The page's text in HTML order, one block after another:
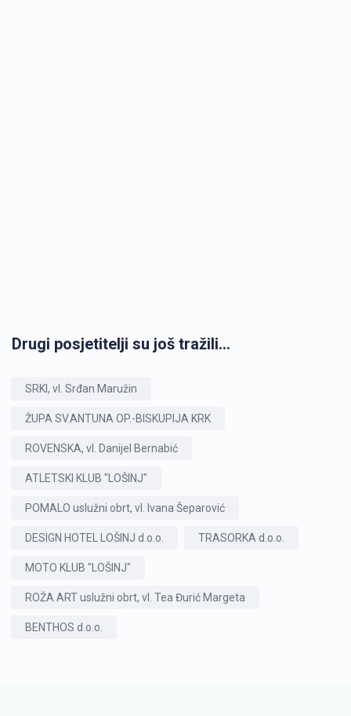
Drugi posjetitelji su još tražili...
SRKI, vl. Srđan Maružin
ŽUPA SV.ANTUNA OP.-BISKUPIJA KRK
ROVENSKA, vl. Danijel Bernabić
ATLETSKI KLUB "LOŠINJ"
POMALO uslužni obrt, vl. Ivana Šeparović
DESIGN HOTEL LOŠINJ d.o.o. TRASORKA d.o.o.
MOTO KLUB "LOŠINJ"
ROŽA ART uslužni obrt, vl. Tea Đurić Margeta
BENTHOS d.o.o.